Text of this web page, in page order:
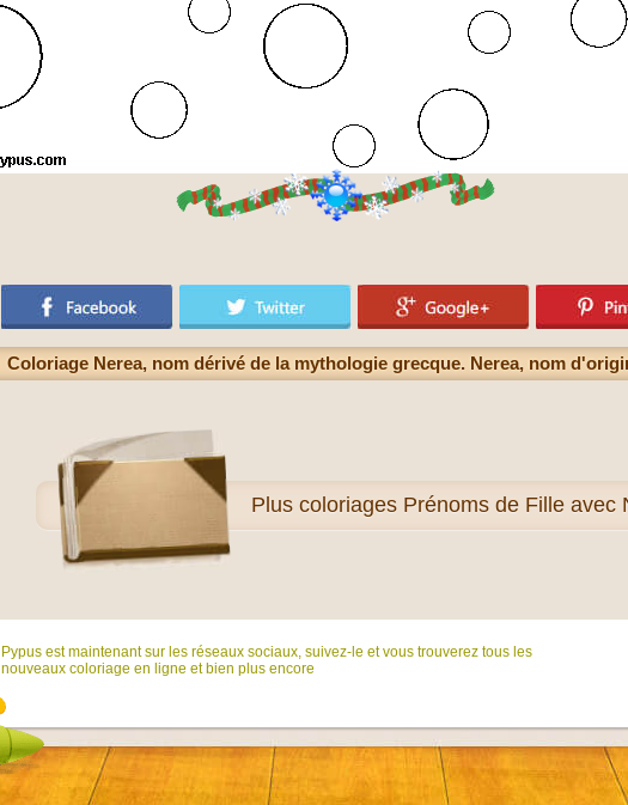
Coloriage Nerea, nom dérivé de la mythologie grecque. Nerea, nom
Plus coloriages Prénoms de Fille avec
Pypus est maintenant sur ​​les réseaux sociaux, suivez-le et vous trouverez tous les
nouveaux coloriage en ligne et bien plus encore